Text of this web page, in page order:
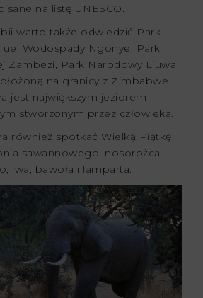
na listę UNESCO.
warto także odwiedzić Park
Wodospady Ngonye, Park
Zambezi, Park Narodowy Liuwa
na granicy z Zimbabwe
jest największym jeziorem
stworzonym przez człowieka.
również spotkać Wielką Piątkę
sawannowego, nosorożca
lwa, bawoła i lamparta.